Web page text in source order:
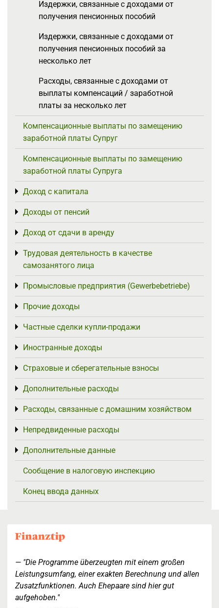
Издержки, связанные с доходами от
получения пенсионных пособий
Издержки, связанные с доходами от
получения пенсионных пособий за
несколько лет
Расходы, связанные с доходами от
выплаты компенсаций / заработной
платы за несколько лет
Компенсационные выплаты по замещению
заработной платы Супруг
Компенсационные выплаты по замещению
заработной платы Супруга
Доход с капитала
Toggle menu
Доходы от пенсий
Toggle menu
Доход от сдачи в аренду
Toggle menu
Трудовая деятельность в качестве
самозанятого лица
Toggle menu
Промысловые предприятия (Gewerbebetriebe)
Toggle menu
Прочие доходы
Toggle menu
Частные сделки купли-продажи
Toggle menu
Иностранные доходы
Toggle menu
Страховые и сберегательные взносы
Toggle menu
Дополнительные расходы
Toggle menu
Расходы, связанные с домашним хозяйством
Toggle menu
Непредвиденные расходы
Toggle menu
Дополнительные данные
Toggle menu
Сообщение в налоговую инспекцию
Конец ввода данных
"Die Programme überzeugten mit einem großen
Leistungsumfang, einer exakten Berechnung und allen
Zusatzfunktionen. Auch Ehepaare sind hier gut
aufgehoben."